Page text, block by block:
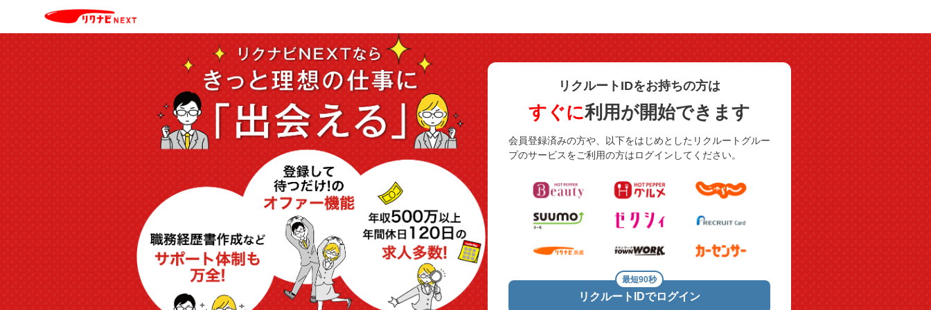
リクルートIDをお持ちの方は
すぐに利用が開始できます
会員登録済みの方や、以下をはじめとしたリクルートグルー
プのサービスをご利用の方はログインしてください。
リクルートIDでログイン
最短90秒